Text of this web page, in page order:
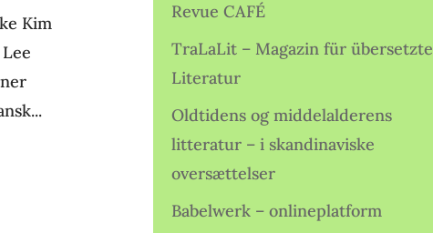
Kim
Revue CAFÉ
TraLaLit – Magazin für übersetzte
Literatur
Oldtidens og middelalderens
litteratur – i skandinaviske
oversættelser
Babelwerk – onlineplatform